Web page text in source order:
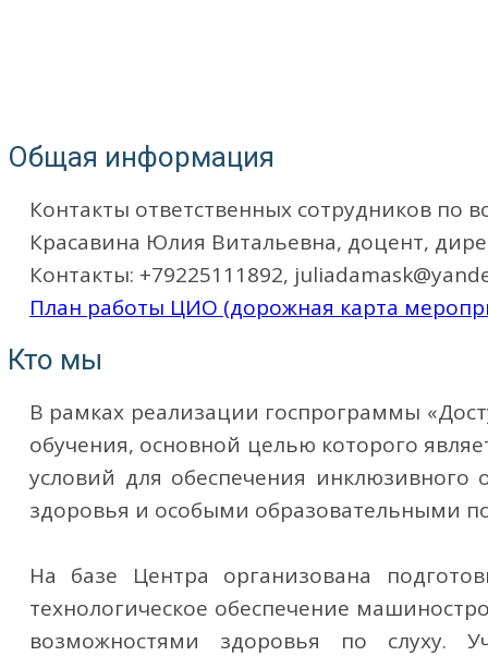
Общая информация
Контакты ответственных сотрудников по
Красавина Юлия Витальевна, доцент,
Контакты: +79225111892,
План работы ЦИО (дорожная карта
Кто мы
В рамках реализации госпрограммы
обучения, основной целью которого
условий для обеспечения
здоровья и особыми образовательными
На базе Центра организована
технологическое обеспечение
возможностями здоровья по слуху.